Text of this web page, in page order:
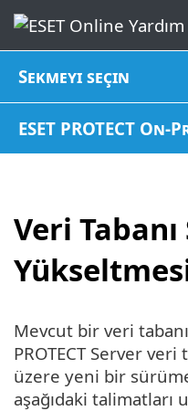
Sekmeyi seçin
ESET PROTECT
Veri
Mevcut bir veri
PROTECT Server
üzere yeni bir
aşağıdaki talimatları